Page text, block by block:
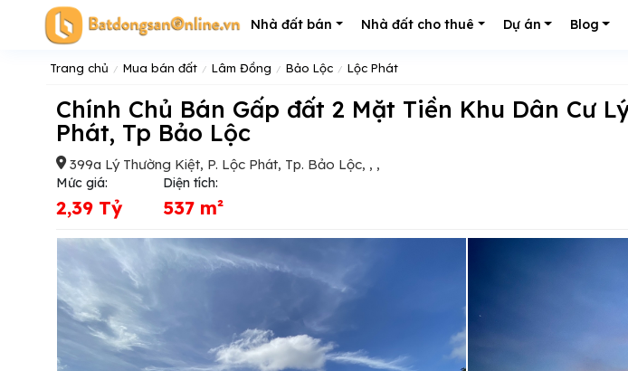
Nhà đất bán Nhà đất cho thuê Dự án Blog
Trang chủ Mua bán đất Lâm Đồng Bảo Lộc Lộc Phát
Chính Chủ Bán Gấp đất 2 Mặt Tiền Khu Dân Cư Lý Thường Kiệt, P. Lộc
Phát, Tp Bảo Lộc
399a Lý Thường Kiệt, P. Lộc Phát, Tp. Bảo Lộc, , ,
Mức giá:
2,39 Tỷ
Diện tích:
537 m²